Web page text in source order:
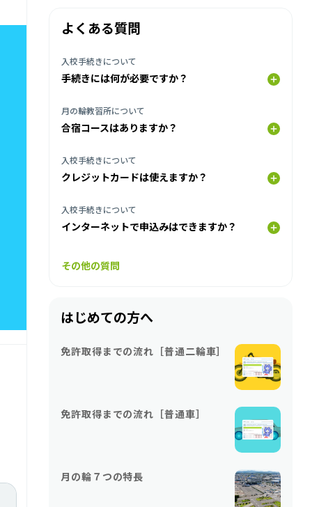
よくある質問
入校手続きについて
手続きには何が必要ですか？
月の輪教習所について
合宿コースはありますか？
入校手続きについて
クレジットカードは使えますか？
入校手続きについて
インターネットで申込みはできますか？
その他の質問
はじめての方へ
免許取得までの流れ［普通二輪車］
免許取得までの流れ［普通車］
月の輪７つの特長